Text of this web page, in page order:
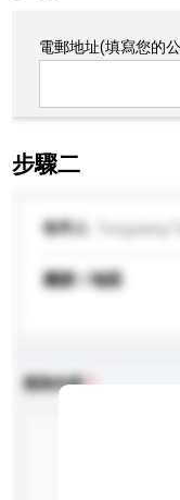
電郵地址(填寫您的
步驟二
收件人
國家 / 地區
查詢內容